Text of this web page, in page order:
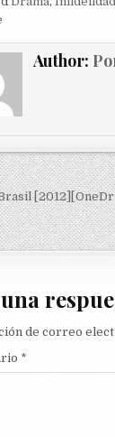
Author:
de
de correo
*